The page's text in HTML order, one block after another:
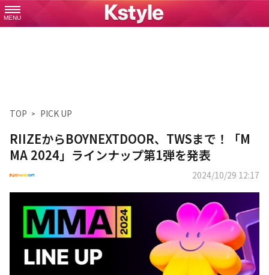
MENU
TOP PICK UP
RIIZEからBOYNEXTDOOR、TWSまで！「M
MA 2024」ラインナップ第1弾を発表
2024/10/29 12:17